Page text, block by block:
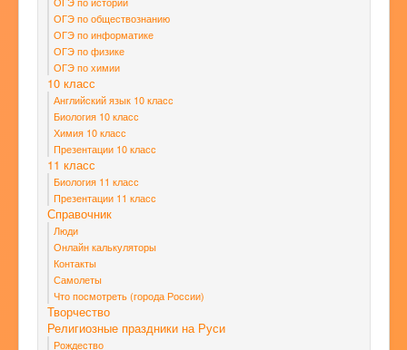
ОГЭ по обществознанию
ОГЭ по информатике
ОГЭ по физике
ОГЭ по химии
10 класс
Английский язык 10 класс
Биология 10 класс
Химия 10 класс
Презентации 10 класс
11 класс
Биология 11 класс
Презентации 11 класс
Справочник
Люди
Онлайн калькуляторы
Контакты
Самолеты
Что посмотреть (города России)
Творчество
Религиозные праздники на Руси
Рождество